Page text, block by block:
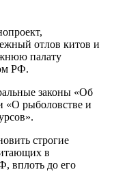
отлов китов и
палату
РФ.
законы «Об
«О рыболовстве и
строгие
в
вплоть до его